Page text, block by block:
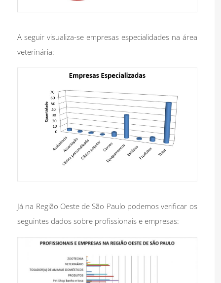
A seguir visualiza-se empresas especialidades na área
veterinária:
Já na Região Oeste de São Paulo podemos verificar os
seguintes dados sobre profissionais e empresas: